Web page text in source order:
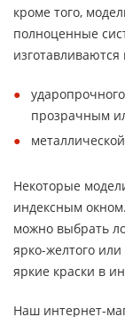
кроме того,
полноценные
прозрачным
Некоторые
индексным
можно выбрать
ярко-желтого или
яркие краски в
Наш интернет-